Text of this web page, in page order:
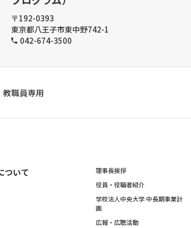
〒192-0393
東京都八王子市東中野742-1
042-674-3500
教職員専用
ついて 理事長挨拶
役員・役職者紹介
学校法人中央大学 中長期事業計
画
広報・広聴活動